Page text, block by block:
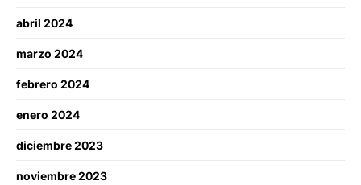
abril 2024
marzo 2024
febrero 2024
enero 2024
diciembre 2023
noviembre 2023